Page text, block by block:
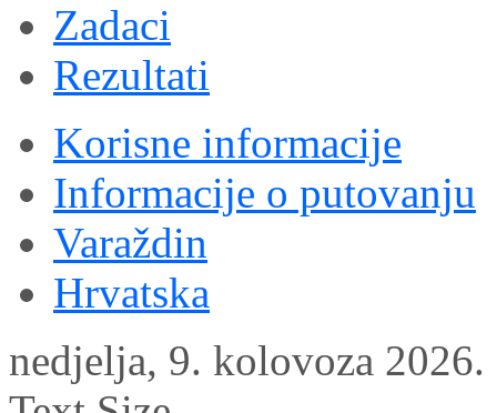
Zadaci
Rezultati
Korisne informacije
Informacije o putovanju
Varaždin
Hrvatska
nedjelja, 9. kolovoza 2026.